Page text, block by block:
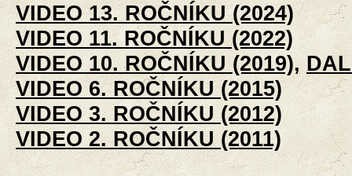
VIDEO 13. ROČNÍKU (2024)
VIDEO 11. ROČNÍKU (2022)
VIDEO 10. ROČNÍKU (2019),
VIDEO 6. ROČNÍKU (2015)
VIDEO 3. ROČNÍKU (2012)
VIDEO 2. ROČNÍKU (2011)